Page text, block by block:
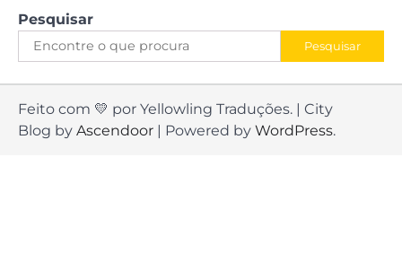
Pesquisar
Pesquisar
Feito com 💛 por Yellowling Traduções. | City
Blog by Ascendoor | Powered by WordPress.